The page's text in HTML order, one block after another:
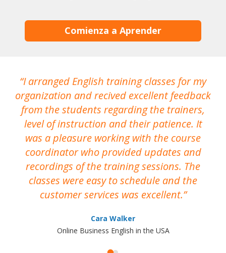
Comienza a Aprender
I arranged English training classes for my
organization and recived excellent feedback
from the students regarding the trainers,
level of instruction and their patience. It
was a pleasure working with the course
coordinator who provided updates and
recordings of the training sessions. The
classes were easy to schedule and the
customer services was excellent.
Cara Walker
Online Business English in the USA